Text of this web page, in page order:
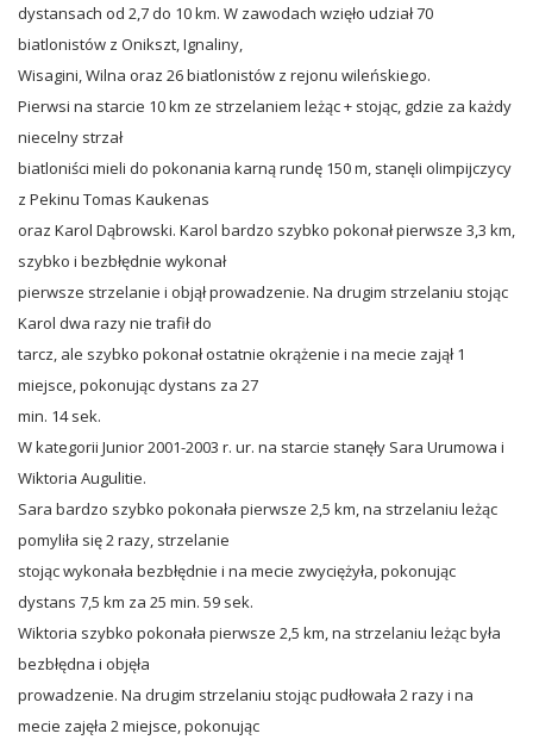
dystansach od 2,7 do 10 km. W zawodach wzięło udział 70
biatlonistów z Onikszt, Ignaliny,
Wisagini, Wilna oraz 26 biatlonistów z rejonu wileńskiego.
Pierwsi na starcie 10 km ze strzelaniem leżąc + stojąc, gdzie za każdy
niecelny strzał
biatloniści mieli do pokonania karną rundę 150 m, stanęli olimpijczycy
z Pekinu Tomas Kaukenas
oraz Karol Dąbrowski. Karol bardzo szybko pokonał pierwsze 3,3 km,
szybko i bezbłędnie wykonał
pierwsze strzelanie i objął prowadzenie. Na drugim strzelaniu stojąc
Karol dwa razy nie trafił do
tarcz, ale szybko pokonał ostatnie okrążenie i na mecie zajął 1
miejsce, pokonując dystans za 27
min. 14 sek.
W kategorii Junior 2001-2003 r. ur. na starcie stanęły Sara Urumowa i
Wiktoria Augulitie.
Sara bardzo szybko pokonała pierwsze 2,5 km, na strzelaniu leżąc
pomyliła się 2 razy, strzelanie
stojąc wykonała bezbłędnie i na mecie zwyciężyła, pokonując
dystans 7,5 km za 25 min. 59 sek.
Wiktoria szybko pokonała pierwsze 2,5 km, na strzelaniu leżąc była
bezbłędna i objęła
prowadzenie. Na drugim strzelaniu stojąc pudłowała 2 razy i na
mecie zajęła 2 miejsce, pokonując